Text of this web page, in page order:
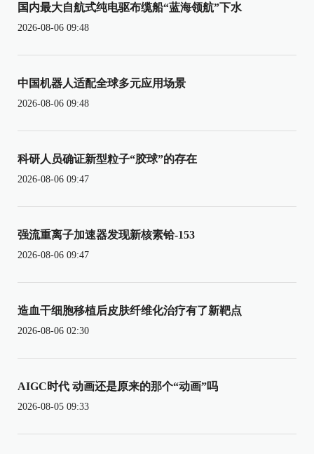
国内最大自航式纯电驱布缆船“蓝海领航”下水
2026-08-06 09:48
中国机器人适配全球多元应用场景
2026-08-06 09:48
科研人员确证新型粒子“胶球”的存在
2026-08-06 09:47
强流重离子加速器发现新核素铪-153
2026-08-06 09:47
造血干细胞移植后皮肤纤维化治疗有了新靶点
2026-08-06 02:30
AIGC时代 动画还是原来的那个“动画”吗
2026-08-05 09:33